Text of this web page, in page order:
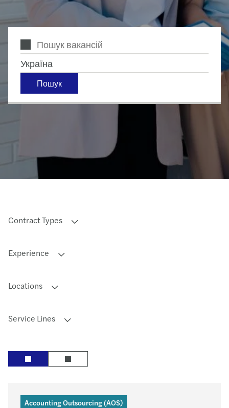
Україна
Пошук
Contract Types
Experience
Locations
Service Lines
Accounting Outsourcing (AOS)